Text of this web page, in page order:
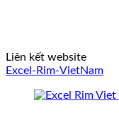
Liên kết website
Excel-Rim-VietNam